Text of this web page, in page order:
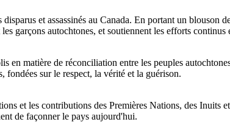
et assassinés au Canada. En portant un blouson
garçons autochtones, et soutiennent les efforts
en matière de réconciliation entre les peuples
sur le respect, la vérité et la guérison.
et les contributions des Premières Nations, des Inuits
de façonner le pays aujourd'hui.